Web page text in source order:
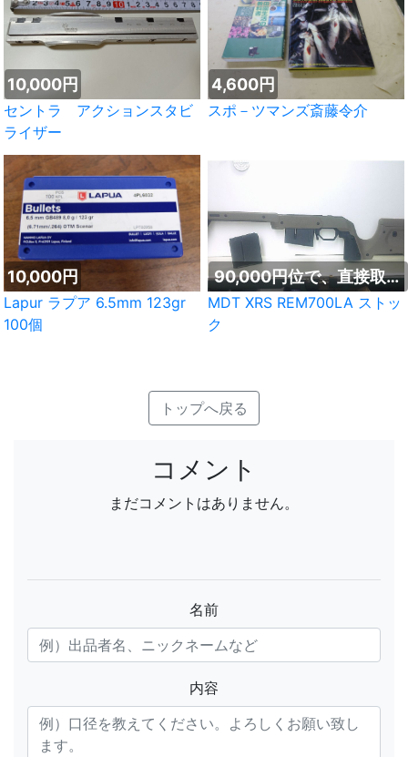
10,000円
セントラ アクションスタビ
ライザー
4,600円
スポ－ツマンズ斎藤令介
10,000円
Lapur ラプア 6.5mm 123gr
100個
90,000円位で、直接取引
なら1割引き
MDT XRS REM700LA ストッ
ク
トップへ戻る
コメント
まだコメントはありません。
名前
内容